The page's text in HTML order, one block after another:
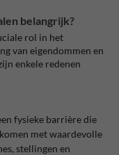
belangrijk?
rol in het
van eigendommen en
enkele redenen
fysieke barrière die
met waardevolle
stellingen en